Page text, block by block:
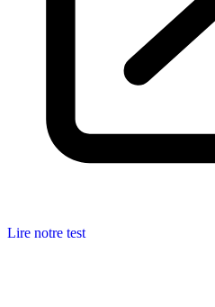
Lire notre test